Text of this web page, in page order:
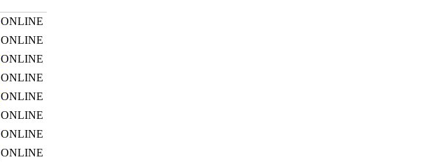
ONLINE
ONLINE
ONLINE
ONLINE
ONLINE
ONLINE
ONLINE
ONLINE